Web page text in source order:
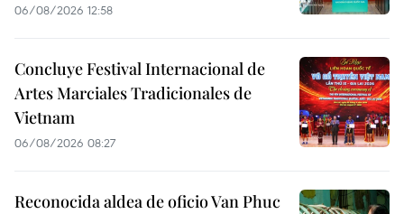
06/08/2026 12:58
Concluye Festival Internacional de
Artes Marciales Tradicionales de
Vietnam
06/08/2026 08:27
Reconocida aldea de oficio Van Phuc